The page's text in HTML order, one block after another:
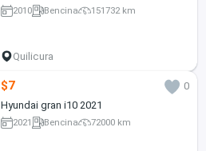
2010 Bencina 151732 km
Quilicura
$7
0
Hyundai gran i10 2021
2021 Bencina 72000 km